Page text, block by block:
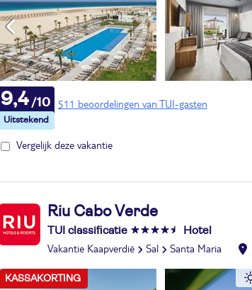
511 beoordelingen van TUI-gasten
9,4
Vergelijk deze vakantie
Riu Cabo Verde
TUI classificatie Hotel
Vakantie Kaapverdië Sal Santa Maria
KASSAKORTING